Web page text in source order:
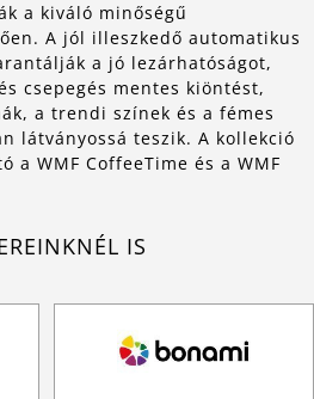
a kiváló minőségű
A jól illeszkedő automatikus
a jó lezárhatóságot,
csepegés mentes kiöntést,
a trendi színek és a fémes
látványossá teszik. A kollekció
a WMF CoffeeTime és a WMF
IS